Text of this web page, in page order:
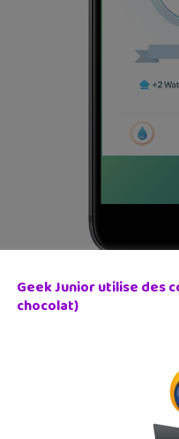
selon les
d’un ou plusieurs
de plusieurs
un Roucoul, ce bonus
Geek Junior utilise des
chocolat)